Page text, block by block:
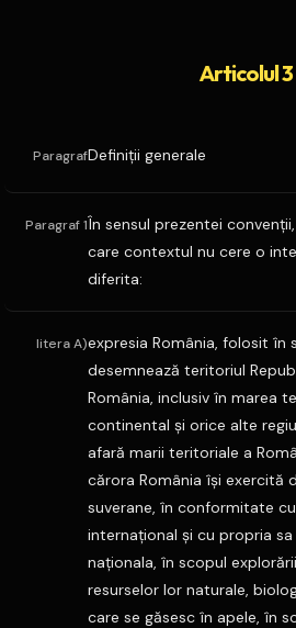
Articolul 3
ParagrafDefiniţii generale
Paragraf 1În sensul prezentei
care contextul nu cere o
diferita:
litera A)expresia România, folosit în
desemnează teritoriul
România, inclusiv în marea
continental şi orice alte
afară marii teritoriale a
cărora România îşi exercită
suverane, în conformitate
internaţional şi cu propria sa
naţionala, în scopul
resurselor lor naturale,
care se găsesc în apele, în